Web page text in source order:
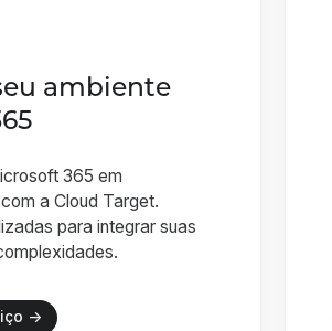
ambiente
365 em
a Cloud Target.
para integrar suas
→